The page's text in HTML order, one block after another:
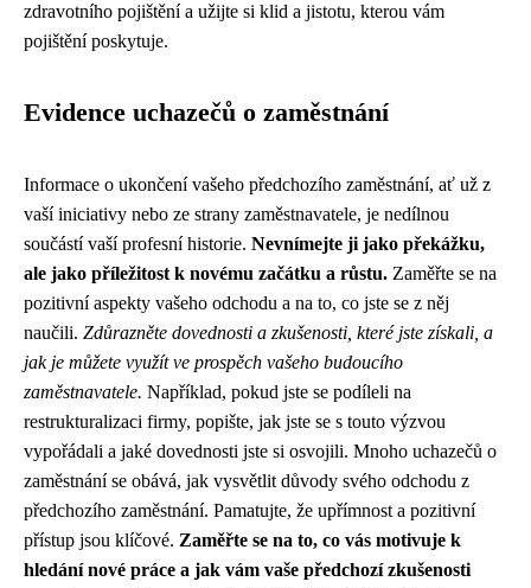
zdravotního pojištění a užijte si klid a jistotu, kterou vám
pojištění poskytuje.
Evidence uchazečů o zaměstnání
Informace o ukončení vašeho předchozího zaměstnání, ať už z
vaší iniciativy nebo ze strany zaměstnavatele, je nedílnou
součástí vaší profesní historie. Nevnímejte ji jako překážku,
ale jako příležitost k novému začátku a růstu. Zaměřte se na
pozitivní aspekty vašeho odchodu a na to, co jste se z něj
naučili. Zdůrazněte dovednosti a zkušenosti, které jste získali, a
jak je můžete využít ve prospěch vašeho budoucího
zaměstnavatele. Například, pokud jste se podíleli na
restrukturalizaci firmy, popište, jak jste se s touto výzvou
vypořádali a jaké dovednosti jste si osvojili. Mnoho uchazečů o
zaměstnání se obává, jak vysvětlit důvody svého odchodu z
předchozího zaměstnání. Pamatujte, že upřímnost a pozitivní
přístup jsou klíčové. Zaměřte se na to, co vás motivuje k
hledání nové práce a jak vám vaše předchozí zkušenosti